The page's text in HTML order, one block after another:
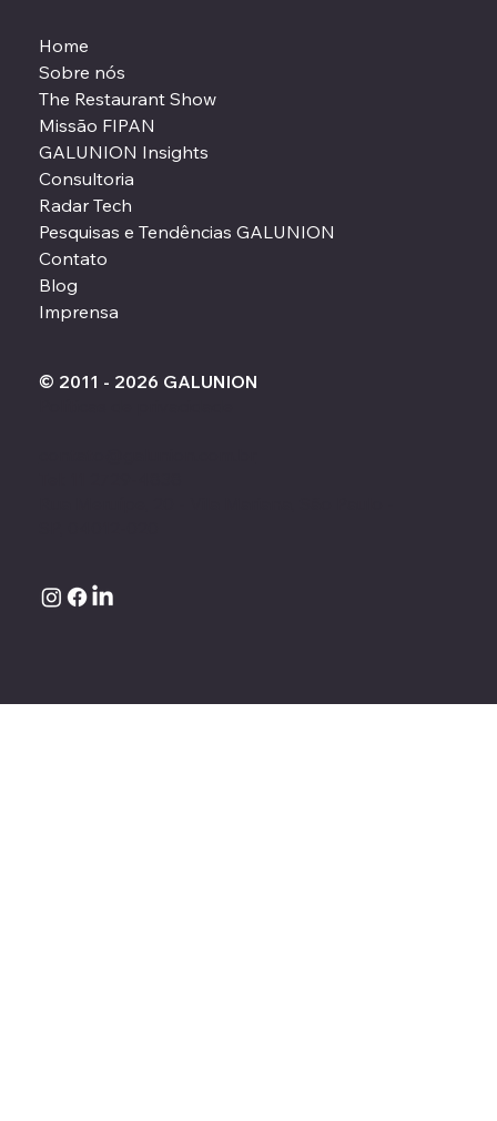
Home
Sobre nós
The Restaurant Show
Missão FIPAN
GALUNION Insights
Consultoria
Radar Tech
Pesquisas e Tendências GALUNION
Contato
Blog
Imprensa
© 2011 - 2026 GALUNION